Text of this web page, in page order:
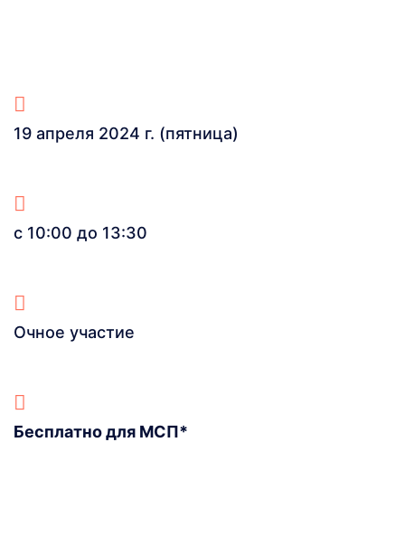
19 апреля 2024 г. (пятница)
с 10:00 до 13:30
Очное участие
Бесплатно для МСП*